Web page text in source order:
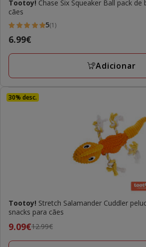
Tootoy! Chase Six Squeaker Ball pack
cães
5
estrelas
com
avaliações
5(1)
Preço
6.99€
6.99€
Adicionar
30% desc.
Tootoy! Stretch Salamander Cuddler
snacks para cães
Preço
anterior
9.09€12.99€